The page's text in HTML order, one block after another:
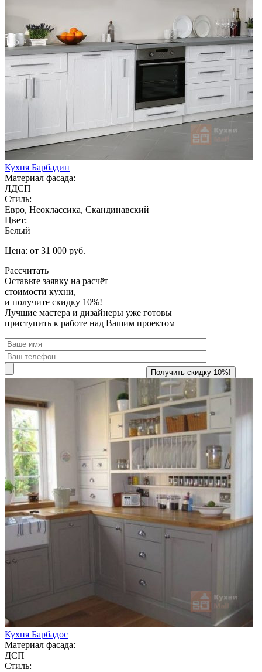
Кухня Барбадин
Материал фасада:
ЛДСП
Стиль:
Евро, Неоклассика, Скандинавский
Цвет:
Белый
Цена: от 31 000 руб.
Рассчитать
Оставьте заявку на расчёт
стоимости кухни,
и получите скидку 10%!
Лучшие мастера и дизайнеры уже готовы
приступить к работе над Вашим проектом
Кухня Барбадос
Материал фасада:
ДСП
Стиль: